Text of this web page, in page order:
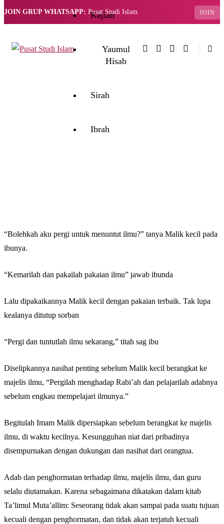
JOIN GRUP WHATSAPP: Pusat Studi Islam JOIN
Kajian
Yaumul
Hisab
Sirah
Ibrah
“Bolehkah aku pergi untuk menuntut ilmu?” tanya Malik kecil pada
ibunya.
“Kemarilah dan pakailah pakaian ilmu” jawab ibunda
Lalu dipakaikannya Malik kecil dengan pakaian terbaik. Tak lupa
kealanya ditutup sorban
“Pergi dan tuntutlah ilmu sekarang,” titah sag ibu
Diselipkannya nasihat penting sebelum Malik kecil berangkat ke
majelis ilmu, “Pergilah menghadap Rabi’ah dan pelajarilah adabnya
sebelum engkau mempelajari ilmunya.”
Begitulah Imam Malik dipersiapkan sebelum berangkat ke majelis
ilmu, di waktu kecilnya. Kesungguhan niat dari pribadinya
disempurnakan dengan dukungan dan nasihat dari orangtua.
Adab dan penghormatan terhadap ilmu, majelis ilmu, dan guru
selalu diutamakan. Karena sebagaimana dikatakan dalam kitab
Ta’limul Muta’allim: Seseorang tidak akan sampai pada suatu tujuan
kecuali dengan penghormatan, dan tidak akan terjatuh kecuali